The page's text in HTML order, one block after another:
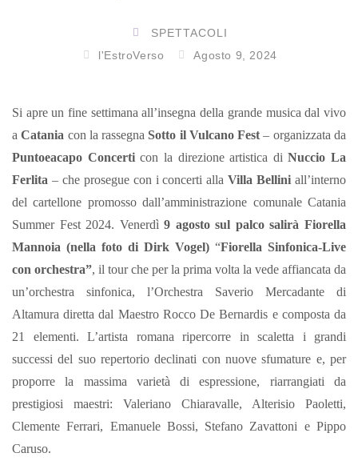
SPETTACOLI
l'EstroVerso
Agosto 9, 2024
Si apre un fine settimana all’insegna della grande musica dal vivo
aCatania con la rassegnaSotto il Vulcano Fest – organizzata da
Puntoeacapo Concerticon la direzione artistica diNuccio La
Ferlita – che prosegue con i concerti alla Villa Belliniall’interno
del cartellone promosso dall’amministrazione comunale Catania
Summer Fest 2024. Venerdì9 agosto sul palco salirà Fiorella
Mannoia (nella foto di Dirk Vogel) “Fiorella Sinfonica-Live
con orchestra”, il tour che per la prima volta la vede affiancata da
un’orchestra sinfonica, l’Orchestra Saverio Mercadante di
Altamura diretta dal Maestro Rocco De Bernardis e composta da
21 elementi. L’artista romana ripercorre in scaletta i grandi
successi del suo repertorio declinati con nuove sfumature e, per
proporre la massima varietà di espressione, riarrangiati da
prestigiosi maestri: Valeriano Chiaravalle, Alterisio Paoletti,
Clemente Ferrari, Emanuele Bossi, Stefano Zavattoni e Pippo
Caruso.